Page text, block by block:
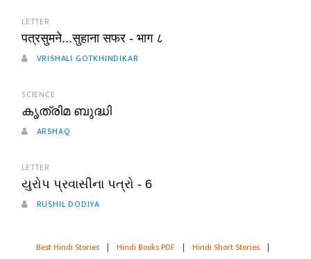
LETTER
पत्रसुमने...सुहाना सफर - भाग ८
VRISHALI GOTKHINDIKAR
SCIENCE
കൃത്രിമ ബുദ്ധി
ARSHAQ
LETTER
યુરોપ પ્રવાસીના પત્રો - 6
RUSHIL DODIYA
Best Hindi Stories | Hindi Books PDF | Hindi Short Stories |